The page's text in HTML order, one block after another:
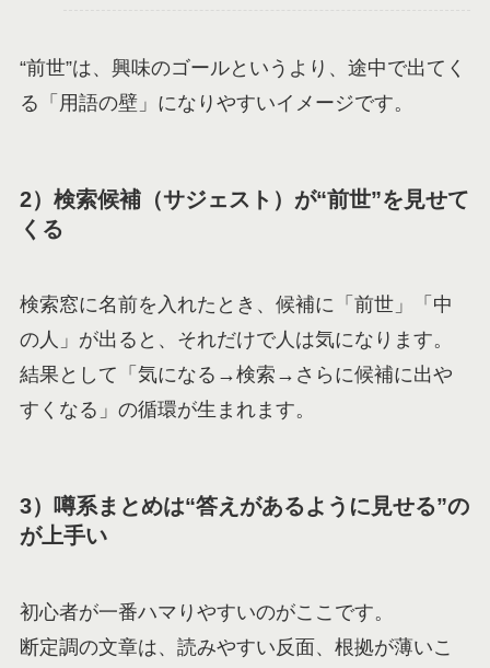
“前世”は、興味のゴールというより、途中で出てく
る「用語の壁」になりやすいイメージです。
2）検索候補（サジェスト）が“前世”を見せて
くる
検索窓に名前を入れたとき、候補に「前世」「中
の人」が出ると、それだけで人は気になります。
結果として「気になる→検索→さらに候補に出や
すくなる」の循環が生まれます。
3）噂系まとめは“答えがあるように見せる”の
が上手い
初心者が一番ハマりやすいのがここです。
断定調の文章は、読みやすい反面、根拠が薄いこ